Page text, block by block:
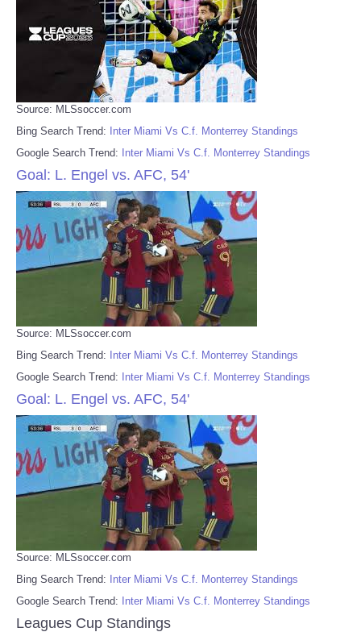
Source: MLSsoccer.com
Bing Search Trend: Inter Miami Vs C.f. Monterrey Standings
Google Search Trend: Inter Miami Vs C.f. Monterrey Standings
Goal: L. Engel vs. AFC, 54'
Source: MLSsoccer.com
Bing Search Trend: Inter Miami Vs C.f. Monterrey Standings
Google Search Trend: Inter Miami Vs C.f. Monterrey Standings
Goal: L. Engel vs. AFC, 54'
Source: MLSsoccer.com
Bing Search Trend: Inter Miami Vs C.f. Monterrey Standings
Google Search Trend: Inter Miami Vs C.f. Monterrey Standings
Leagues Cup Standings